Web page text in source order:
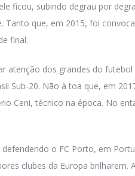
ficou, subindo degrau por
Tanto que, em 2015, foi
final.
atenção dos grandes do
Sub-20. Não à toa que, em
Ceni, técnico na época. No
o FC Porto, em
clubes da Europa brilharem.